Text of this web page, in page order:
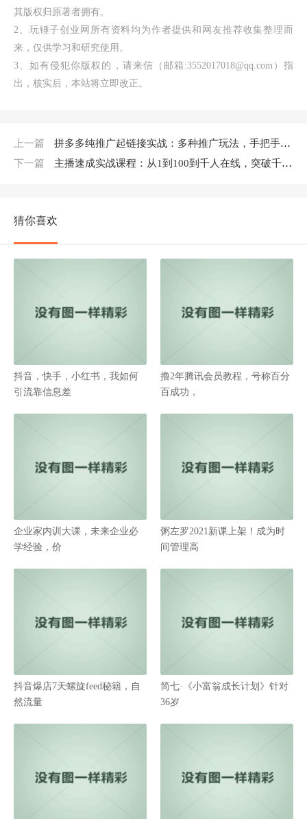
其版权归原著者拥有。
2、玩锤子创业网所有资料均为作者提供和网友推荐收集整理而
来，仅供学习和研究使用。
3、如有侵犯你版权的，请来信（邮箱:3552017018@qq.com）指
出，核实后，本站将立即改正。
上一篇
拼多多纯推广起链接实战：多种推广玩法，手把手打造爆款链接
下一篇
主播速成实战课程：从1到100到千人在线，突破千人在线，新人必学
猜你喜欢
抖音，快手，小红书，我如何
引流靠信息差
撸2年腾讯会员教程，号称百分
百成功，
企业家内训大课，未来企业必
学经验，价
粥左罗2021新课上架！成为时
间管理高
抖音爆店7天螺旋feed秘籍，自
然流量
简七·《小富翁成长计划》针对
36岁